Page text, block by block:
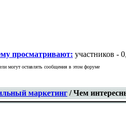
просматривают: участников -
могут оставлять сообщения в этом форуме
маркетинг / Чем